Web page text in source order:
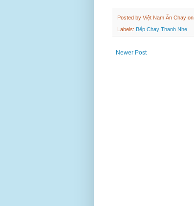
Posted by Việt Nam Ăn Chay on
Labels: Bếp Chay Thanh Nhẹ
Newer Post